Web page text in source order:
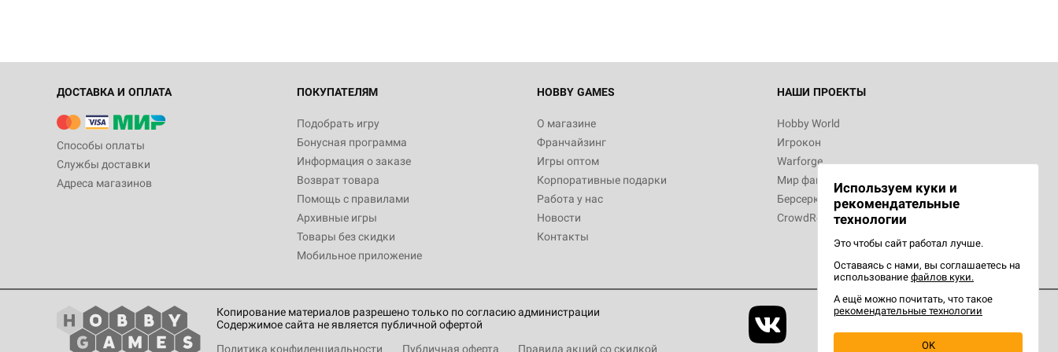
ДОСТАВКА И ОПЛАТА
Способы оплаты
Службы доставки
Адреса магазинов
ПОКУПАТЕЛЯМ
Подобрать игру
Бонусная программа
Информация о заказе
Возврат товара
Помощь с правилами
Архивные игры
Товары без скидки
Мобильное приложение
HOBBY GAMES
О магазине
Франчайзинг
Игры оптом
Корпоративные подарки
Работа у нас
Новости
Контакты
НАШИ ПРОЕКТЫ
Hobby World
Игрокон
Warforge
Мир фантастики
Берсерк
CrowdRepublic
Копирование материалов разрешено только по согласию администрации
Содержимое сайта не является публичной офертой
Политика конфиденциальности
Публичная оферта Правила акций со скидкой
Используем куки и
рекомендательные
технологии
Это чтобы сайт работал лучше.
Оставаясь с нами, вы соглашаетесь на
использование файлов куки.
А ещё можно почитать, что такое
рекомендательные технологии
OK